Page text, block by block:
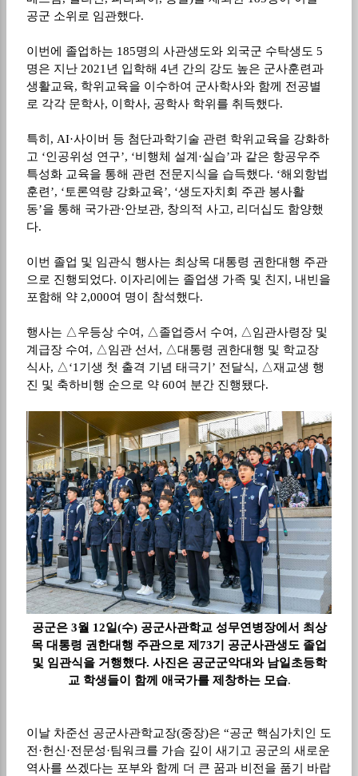
공군 소위로 임관했다.
이번에 졸업하는 185명의 사관생도와 외국군 수탁생도 5
명은 지난 2021 년 입학해 4년 간의 강도 높은 군사훈련과
생활교육, 학위교육을 이수하여 군사학사와 함께 전공별
로 각각 문학사, 이학사, 공학사 학위를 취득했다.
특히, AI·사이버 등 첨단과학기술 관련 학위교육을 강화하
고 ‘인공위성 연구’, ‘비행체 설계·실습’과 같은 항공우주
특성화 교육을 통해 관련 전문지식을 습득했다. ‘해외항법
훈련’, ‘토론역량 강화교육’, ‘생도자치회 주관 봉사활
동’을 통해 국가관·안보관, 창의적 사고, 리더십도 함양했
다.
이번 졸업 및 임관식 행사는 최상목 대통령 권한대행 주관
으로 진행되었다. 이자리에는 졸업생 가족 및 친지, 내빈을
포함해 약 2,000여 명이 참석했다.
행사는 △우등상 수여, △졸업증서 수여, △임관사령장 및
계급장 수여, △임관 선서, △대통령 권한대행 및 학교장
식사, △‘1 기생 첫 출격 기념 태극기’ 전달식, △재교생 행
진 및 축하비행 순으로 약 60여 분간 진행됐다.
공군은 3월 12일(수) 공군사관학교 성무연병장에서 최상
목 대통령 권한대행 주관으로 제73기 공군사관생도 졸업
및 임관식을 거행했다. 사진은 공군군악대와 남일초등학
교 학생들이 함께 애국가를 제창하는 모습.
이날 차준선 공군사관학교장(중장)은 “공군 핵심가치인 도
전 ·헌신 ·전문성·팀워크를 가슴 깊이 새기고 공군의 새로운
역사를 쓰겠다는 포부와 함께 더 큰 꿈과 비전을 품기 바랍